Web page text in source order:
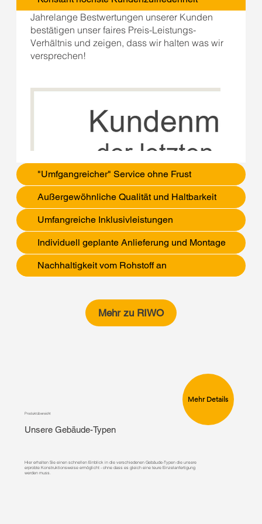
Mehr zu RIWO
Jahrelange Bestwertungen unserer Kunden
bestätigen unser faires Preis-Leistungs-
Verhältnis und zeigen, dass wir halten was wir
versprechen!
"Umfgangreicher" Service ohne Frust
Außergewöhnliche Qualität und Haltbarkeit
Umfangreiche Inklusivleistungen
Individuell geplante Anlieferung und Montage
Nachhaltigkeit vom Rohstoff an
Produktübersicht
Unsere Gebäude-Typen
Hier erhalten Sie einen schnellen Einblick in die verschiedenen Gebäude-Typen die unsere
erprobte Konstruktionsweise ermöglicht - ohne dass es gleich eine teure Einzelanfertigung
werden muss.
Mehr Details